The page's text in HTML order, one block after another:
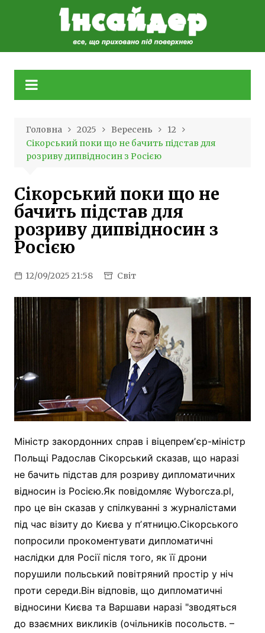
Головна 2025 Вересень
12
Сікорський поки що не бачить підстав для
розриву дипвідносин з Росією
Сікорський поки що не
бачить підстав для
розриву дипвідносин з
Росією
12/09/2025 21:58 Світ
Міністр закордонних справ і віцепремʼєр-міністр
Польщі Радослав Сікорський сказав, що наразі
не бачить підстав для розриву дипломатичних
відносин із Росією.Як повідомляє Wyborcza.pl,
про це він сказав у спілкуванні з журналістами
під час візиту до Києва у пʼятницю.Сікорського
попросили прокоментувати дипломатичні
наслідки для Росії після того, як її дрони
порушили польський повітряний простір у ніч
проти середи.Він відповів, що дипломатичні
відносини Києва та Варшави наразі "зводяться
до взаємних викликів (очільників посольств. –